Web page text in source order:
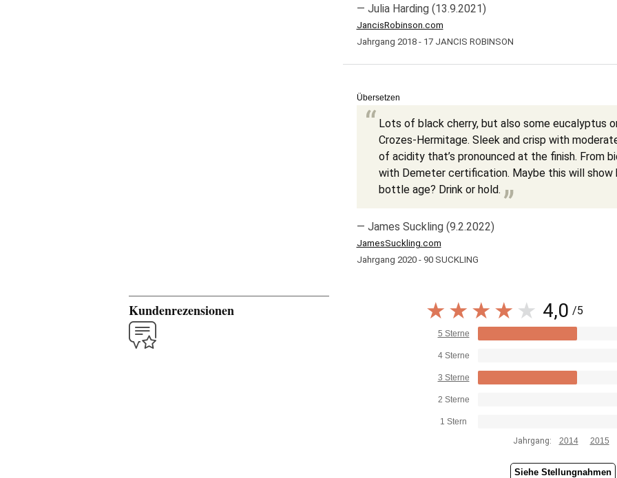
— Julia Harding (13.9.2021)
JancisRobinson.com
Jahrgang 2018 - 17 JANCIS ROBINSON
Übersetzen
Lots of black cherry, but also some eucalyptus
Crozes-Hermitage. Sleek and crisp with
of acidity that’s pronounced at the finish. From
with Demeter certification. Maybe this will
bottle age? Drink or hold.
— James Suckling (9.2.2022)
JamesSuckling.com
Jahrgang 2020 - 90 SUCKLING
Kundenrezensionen 4,0 /5
5 Sterne
4 Sterne
3 Sterne
2 Sterne
1 Stern
Jahrgang:
2014 2015
Siehe Stellungnahmen